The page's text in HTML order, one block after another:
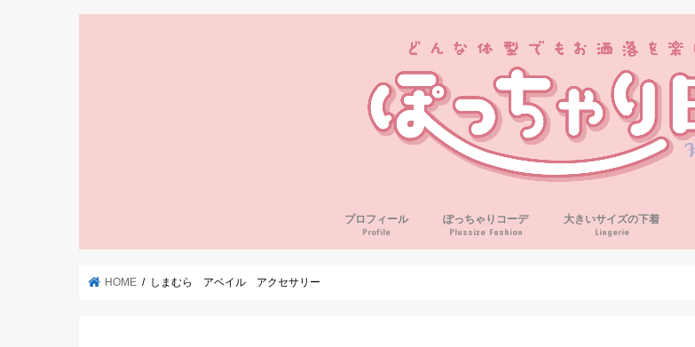
プロフィール
Profile
ぽっちゃりコーデ
Plussize Fashion
大きいサイズの下着
Lingerie
HOME しまむら アベイル アクセサリー